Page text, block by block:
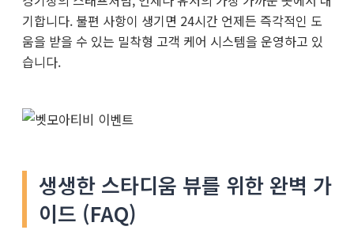
기합니다. 불편 사항이 생기면 24시간 언제든 즉각적인 도
움을 받을 수 있는 밀착형 고객 케어 시스템을 운영하고 있
습니다.
생생한 스타디움 뷰를 위한 완벽 가
이드 (FAQ)